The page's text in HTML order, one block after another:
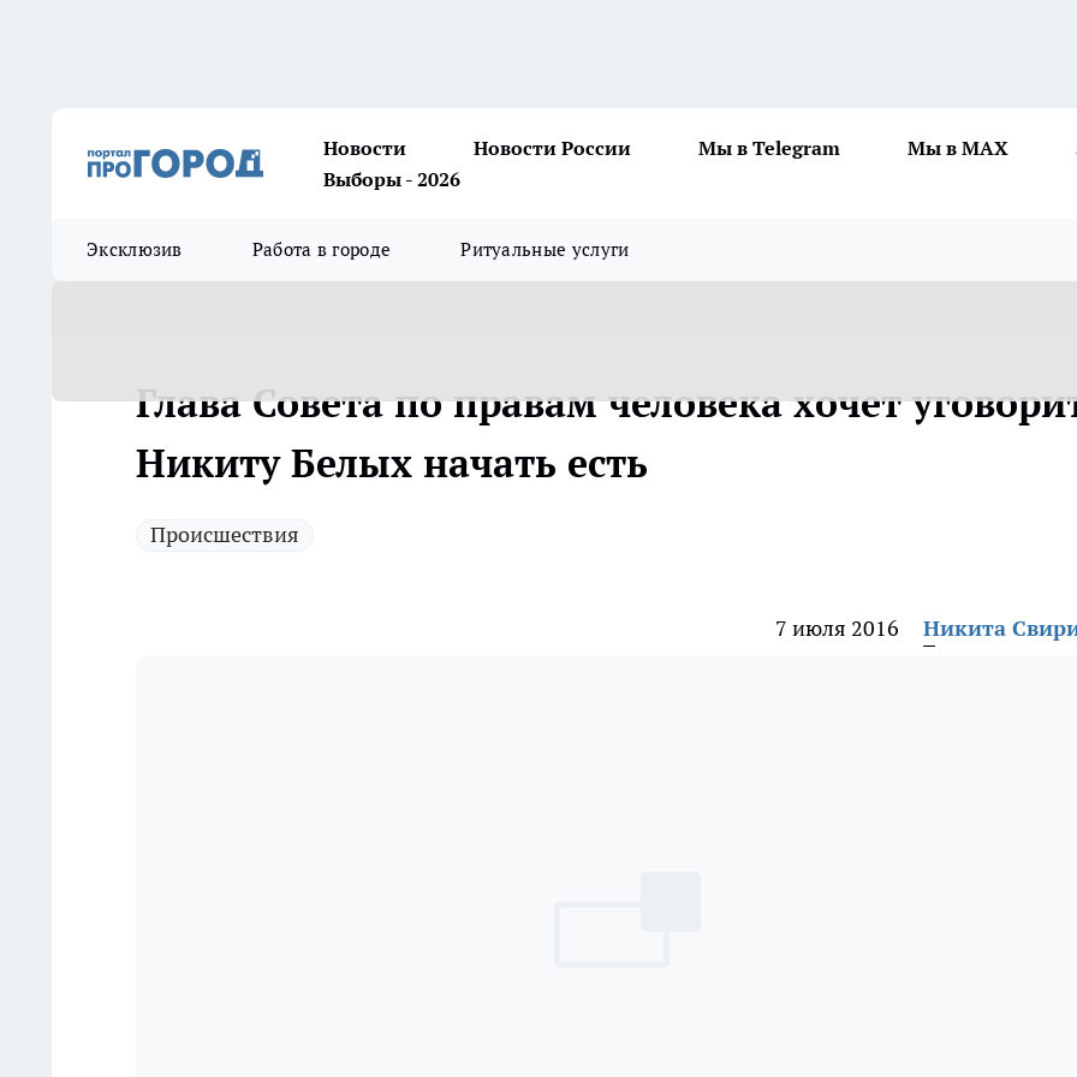
Новости Новости России Мы в Telegram Мы в MAX
Выборы - 2026
Эксклюзив Работа в городе Ритуальные услуги
Глава Совета по правам человека хочет
Никиту Белых начать есть
Происшествия
7 июля 2016 Никита